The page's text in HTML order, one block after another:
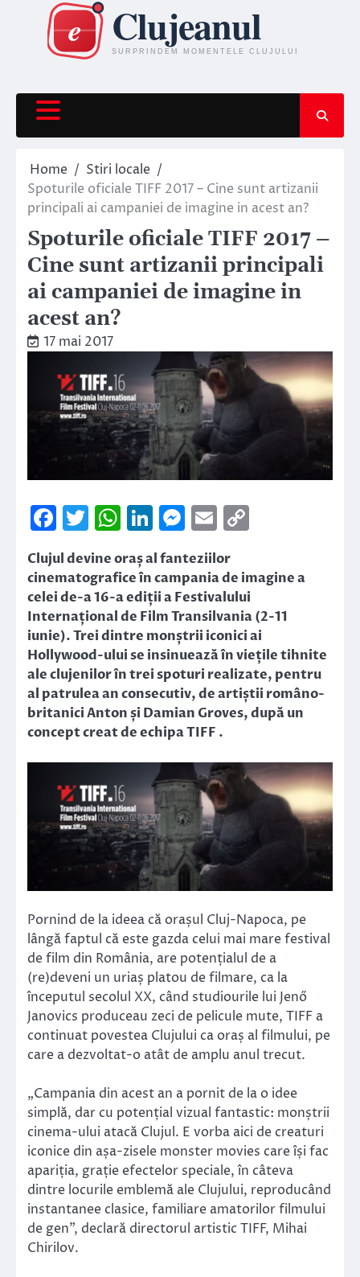
content
Home
Stiri locale
Spoturile oficiale TIFF 2017 – Cine sunt artizanii
principali ai campaniei de imagine in acest an?
Spoturile oficiale TIFF 2017 –
Cine sunt artizanii principali
ai campaniei de imagine in
acest an?
17 mai 2017
Facebook
Twitter
WhatsApp
LinkedIn
Messenger
Email
Clujul devine oraș al fanteziilor
cinematografice în campania de imagine a
celei de-a 16-a ediții a Festivalului
Internațional de Film Transilvania (2-11
iunie). Trei dintre monștrii iconici ai
Hollywood-ului se insinuează în viețile tihnite
ale clujenilor în trei spoturi realizate, pentru
al patrulea an consecutiv, de artiștii româno-
britanici Anton și Damian Groves, după un
concept creat de echipa TIFF .
Pornind de la ideea că orașul Cluj-Napoca, pe
lângă faptul că este gazda celui mai mare festival
de film din România, are potențialul de a
(re)deveni un uriaș platou de filmare, ca la
începutul secolul XX, când studiourile lui Jenő
Janovics produceau zeci de pelicule mute, TIFF a
continuat povestea Clujului ca oraș al filmului, pe
care a dezvoltat-o atât de amplu anul trecut.
„Campania din acest an a pornit de la o idee
simplă, dar cu potențial vizual fantastic: monștrii
cinema-ului atacă Clujul. E vorba aici de creaturi
iconice din așa-zisele monster movies care își fac
apariția, grație efectelor speciale, în câteva
dintre locurile emblemă ale Clujului, reproducând
instantanee clasice, familiare amatorilor filmului
de gen”, declară directorul artistic TIFF, Mihai
Chirilov.